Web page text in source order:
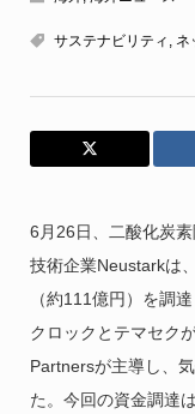
サステナビリティ , ネ
6月26日、二酸化炭
技術企業Neustarkは
（約111億円）を調
クロックとテマセク
Partnersが主導し、
た。今回の資金調達